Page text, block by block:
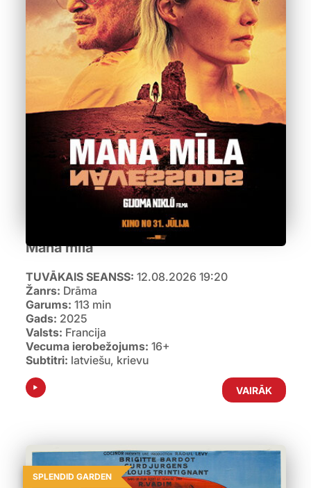
Mana mīla
TUVĀKAIS SEANSS: 12.08.2026 19:20
Žanrs: Drāma
Garums: 113 min
Gads: 2025
Valsts: Francija
Vecuma ierobežojums: 16+
Subtitri: latviešu, krievu
VAIRĀK
SPLENDID GARDEN